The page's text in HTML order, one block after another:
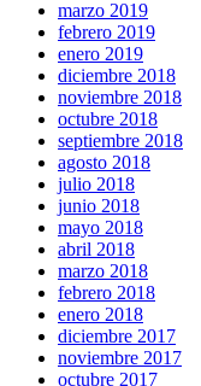
marzo 2019
febrero 2019
enero 2019
diciembre 2018
noviembre 2018
octubre 2018
septiembre 2018
agosto 2018
julio 2018
junio 2018
mayo 2018
abril 2018
marzo 2018
febrero 2018
enero 2018
diciembre 2017
noviembre 2017
octubre 2017